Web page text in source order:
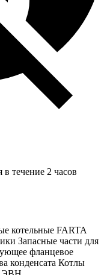
в течение 2 часов
котельные FARTA
Запасные части для
фланцевое
конденсата Котлы